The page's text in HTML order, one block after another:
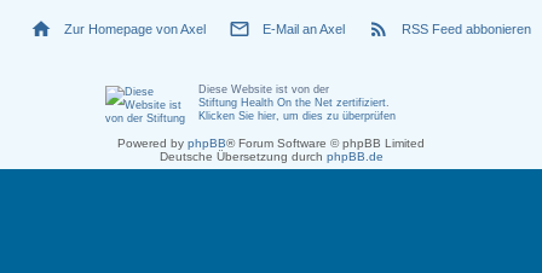
home Zur Homepage von Axel mail_outline E-Mail an Axel rss_feed RSS Feed abbonieren
Diese Website ist von der
Stiftung Health On the Net zertifiziert.
Klicken Sie hier, um dies zu überprüfen
Powered by phpBB® Forum Software © phpBB Limited
Deutsche Übersetzung durch phpBB.de